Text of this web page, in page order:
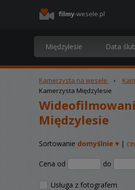
filmy-wesele.pl
Kamerzysta na wesele ›
Kamerzysta Międzylesie
Międzylesie
Sortowanie domyślnie ▾|
Cena od do
Usługa z fotografem